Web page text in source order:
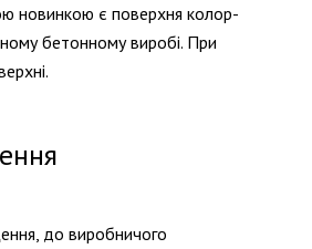
новинкою є поверхня колор-
бетонному виробі. При
до виробничого